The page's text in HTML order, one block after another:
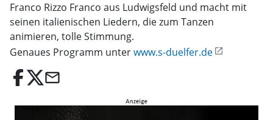
Franco Rizzo Franco aus Ludwigsfeld und macht mit
seinen italienischen Liedern, die zum Tanzen
animieren, tolle Stimmung.
Genaues Programm unterwww.s-duelfer.de
email